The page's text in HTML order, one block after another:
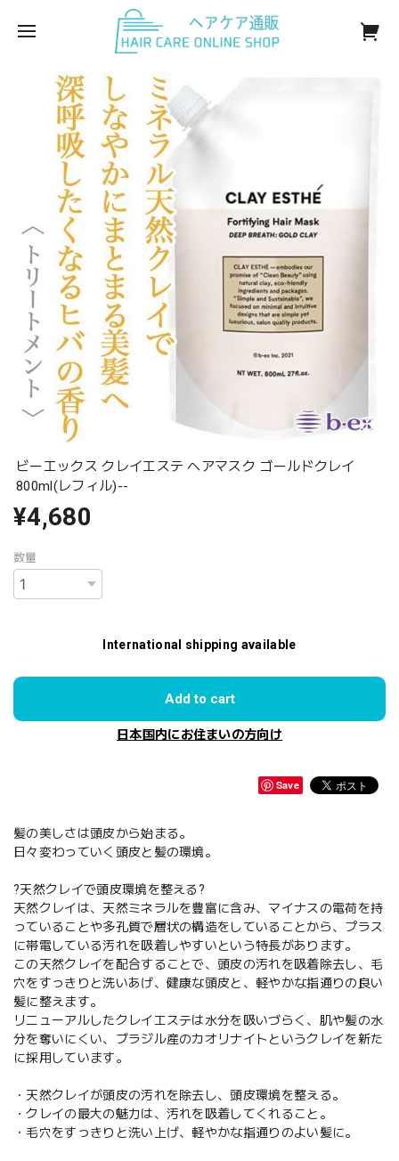
ビーエックス クレイエステ ヘアマスク ゴールドクレイ
800ml(レフィル)--
¥4,680
数量
International shipping available
Add to cart
日本国内にお住まいの方向け
Save
髪の美しさは頭皮から始まる。
日々変わっていく頭皮と髪の環境。
?天然クレイで頭皮環境を整える?
天然クレイは、天然ミネラルを豊富に含み、マイナスの電荷を持
っていることや多孔質で層状の構造をしていることから、プラス
に帯電している汚れを吸着しやすいという特長があります。
この天然クレイを配合することで、頭皮の汚れを吸着除去し、毛
穴をすっきりと洗いあげ、健康な頭皮と、軽やかな指通りの良い
髪に整えます。
リニューアルしたクレイエステは水分を吸いづらく、肌や髪の水
分を奪いにくい、ブラジル産のカオリナイトというクレイを新た
に採用しています。
・天然クレイが頭皮の汚れを除去し、頭皮環境を整える。
・クレイの最大の魅力は、汚れを吸着してくれること。
・毛穴をすっきりと洗い上げ、軽やかな指通りのよい髪に。